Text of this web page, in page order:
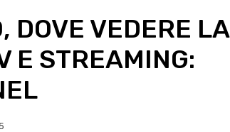
DOVE VEDERE LA
E STREAMING: